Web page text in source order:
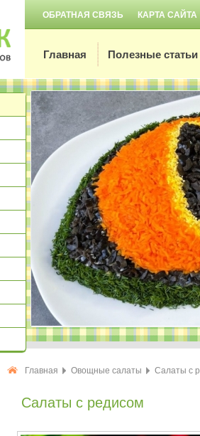
ОБРАТНАЯ СВЯЗЬ КАРТА САЙТА
Главная Полезные статьи
Главная Овощные салаты Салаты с
Салаты с редисом